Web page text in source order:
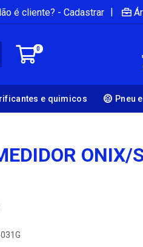
é cliente? - Cadastrar |
0
e quimicos Pneu
ONIX/